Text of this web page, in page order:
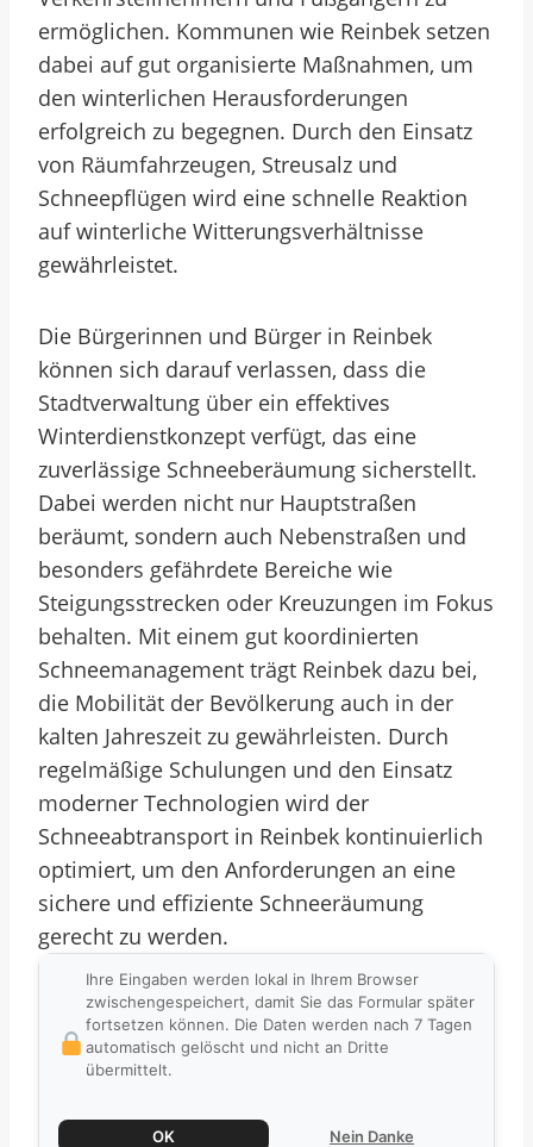
ermöglichen. Kommunen wie Reinbek setzen
dabei auf gut organisierte Maßnahmen, um
den winterlichen Herausforderungen
erfolgreich zu begegnen. Durch den Einsatz
von Räumfahrzeugen, Streusalz und
Schneepflügen wird eine schnelle Reaktion
auf winterliche Witterungsverhältnisse
gewährleistet.
Die Bürgerinnen und Bürger in Reinbek
können sich darauf verlassen, dass die
Stadtverwaltung über ein effektives
Winterdienstkonzept verfügt, das eine
zuverlässige Schneeberäumung sicherstellt.
Dabei werden nicht nur Hauptstraßen
beräumt, sondern auch Nebenstraßen und
besonders gefährdete Bereiche wie
Steigungsstrecken oder Kreuzungen im Fokus
behalten. Mit einem gut koordinierten
Schneemanagement trägt Reinbek dazu bei,
die Mobilität der Bevölkerung auch in der
kalten Jahreszeit zu gewährleisten. Durch
regelmäßige Schulungen und den Einsatz
moderner Technologien wird der
Schneeabtransport in Reinbek kontinuierlich
optimiert, um den Anforderungen an eine
sichere und effiziente Schneeräumung
gerecht zu werden.
Ihre Eingaben werden lokal in Ihrem Browser
zwischengespeichert, damit Sie das Formular später
fortsetzen können. Die Daten werden nach 7 Tagen
automatisch gelöscht und nicht an Dritte
übermittelt.
OK Nein Danke